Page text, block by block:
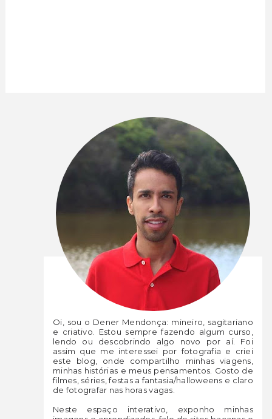
Oi, sou o Dener Mendonça: mineiro, sagitariano
e criativo. Estou sempre fazendo algum curso,
lendo ou descobrindo algo novo por aí. Foi
assim que me interessei por fotografia e criei
este blog, onde compartilho minhas viagens,
minhas histórias e meus pensamentos. Gosto de
filmes, séries, festas a fantasia/halloweens e claro
de fotografar nas horas vagas.
Neste espaço interativo, exponho minhas